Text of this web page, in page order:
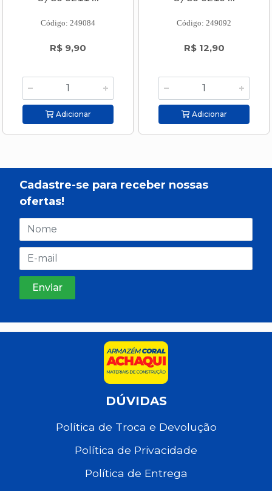
Código: 249084
R$ 9,90
Adicionar
Código: 249092
R$ 12,90
Adicionar
Cadastre-se para receber nossas
ofertas!
DÚVIDAS
Política de Troca e Devolução
Política de Privacidade
Política de Entrega